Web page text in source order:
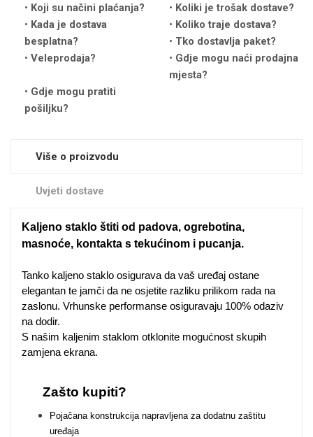
Koji su načini plaćanja?
Koliki je trošak dostave?
Kada je dostava
besplatna?
Koliko traje dostava?
Tko dostavlja paket?
Veleprodaja?
Gdje mogu naći prodajna
mjesta?
Gdje mogu pratiti
pošiljku?
Više o proizvodu
Uvjeti dostave
Kaljeno staklo štiti od padova, ogrebotina,
masnoće, kontakta s tekućinom i pucanja.
Tanko kaljeno staklo osigurava da vaš uređaj ostane
elegantan te jamči da ne osjetite razliku prilikom rada na
zaslonu. Vrhunske performanse osiguravaju 100% odaziv
na dodir.
S našim kaljenim staklom otklonite mogućnost skupih
zamjena ekrana.
Zašto kupiti?
Pojačana konstrukcija napravljena za dodatnu zaštitu
uređaja
Quotes Collection
Zodiac Halloween
Doodles Apstraktni motivi